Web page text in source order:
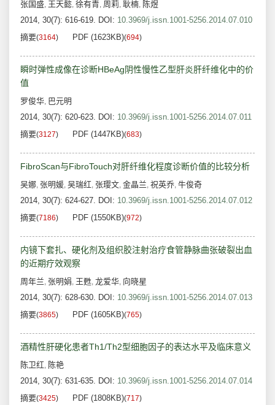
张国盛, 王天懿, 徐有青, 周莉, 耿楠, 陈煜
2014, 30(7): 616-619. DOI: 10.3969/j.issn.1001-5256.2014.07.010
摘要(3164) PDF (1623KB)(694)
瞬时弹性成像在诊断HBeAg阴性慢性乙型肝炎肝纤维化中的价
值
罗俊华, 巴元明
2014, 30(7): 620-623. DOI: 10.3969/j.issn.1001-5256.2014.07.011
摘要(3127) PDF (1447KB)(683)
FibroScan与FibroTouch对肝纤维化程度诊断价值的比较分析
吴娜, 张明媛, 吴瑞红, 张璎文, 金晶兰, 祝英乔, 牛俊奇
2014, 30(7): 624-627. DOI: 10.3969/j.issn.1001-5256.2014.07.012
摘要(7186) PDF (1550KB)(972)
内镜下套扎、硬化剂及组织胶注射治疗食管静脉曲张破裂出血
的近期疗效观察
周年兰, 张明娟, 王甦, 龙爱华, 向晓星
2014, 30(7): 628-630. DOI: 10.3969/j.issn.1001-5256.2014.07.013
摘要(3865) PDF (1605KB)(765)
酒精性肝硬化患者Th1/Th2型细胞因子的表达水平及临床意义
陈卫红, 陈艳
2014, 30(7): 631-635. DOI: 10.3969/j.issn.1001-5256.2014.07.014
摘要(3425) PDF (1808KB)(717)